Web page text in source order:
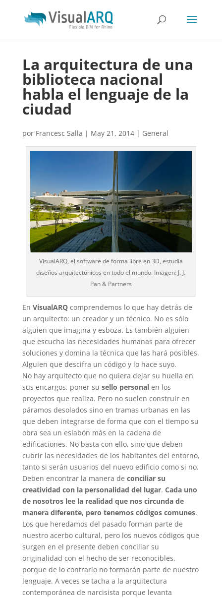
La arquitectura de una
biblioteca nacional
habla el lenguaje de la
ciudad
por Francesc Salla | May 21, 2014| General
VisualARQ, el software de forma libre en 3D, estudia
diseños arquitectónicos en todo el mundo. Imagen: J. J.
Pan & Partners
En VisualARQcomprendemos lo que hay detrás de
un arquitecto: un creador y un técnico. No es sólo
alguien que imagina y esboza. Es también alguien
que escucha las necesidades humanas para ofrecer
soluciones y domina la técnica que las hará posibles.
Alguien que descifra un código y lo hace suyo.
No hay arquitecto que no quiera dejar su huella en
sus encargos, poner su sello personalen los
proyectos que realiza. Pero no suelen construir en
páramos desolados sino en tramas urbanas en las
que deben integrarse de forma que con el tiempo su
obra sea un eslabón más en la cadena de
edificaciones. No basta con ello, sino que deben
cubrir las necesidades de los habitantes del entorno,
tanto si serán usuarios del nuevo edificio como si no.
Deben encontrar la manera de conciliar su
creatividad con la personalidad del lugar. Cada uno
de nosotros lee la realidad que nos circunda de
manera diferente, pero tenemos códigos comunes.
Los que heredamos del pasado forman parte de
nuestro acerbo cultural, pero los nuevos códigos que
surgen en el presente deben conciliar su
originalidad con el hecho de ser reconocibles,
porque de lo contrario no formarán parte de nuestro
lenguaje. A veces se tacha a la arquitectura
contemporánea de narcisista porque levanta